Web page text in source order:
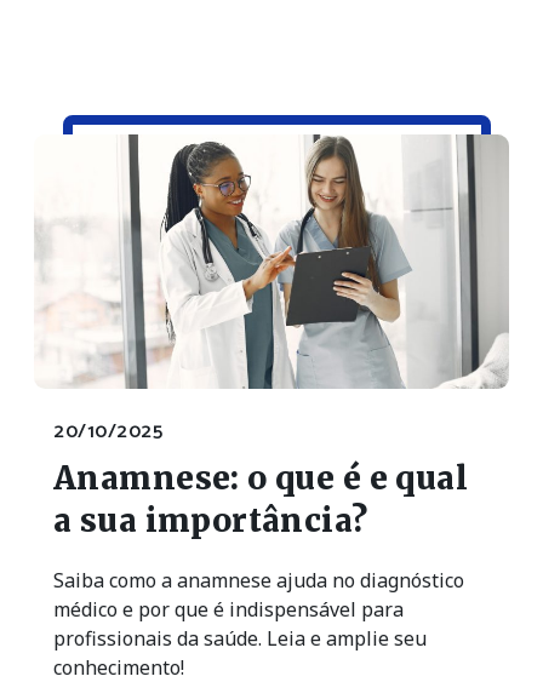
20/10/2025
Anamnese: o que é e qual
a sua importância?
Saiba como a anamnese ajuda no diagnóstico
médico e por que é indispensável para
profissionais da saúde. Leia e amplie seu
conhecimento!